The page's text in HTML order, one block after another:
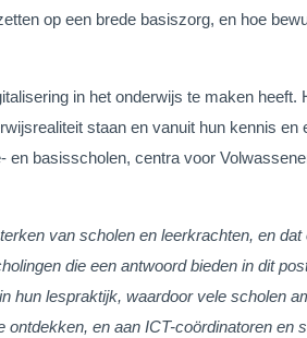
op een brede basiszorg, en hoe
in het onderwijs te maken
staan en vanuit hun kennis
basisscholen, centra voor
van scholen en leerkrachten, en
die een antwoord bieden in dit
hun lespraktijk, waardoor vele scholen
en aan ICT-coördinatoren